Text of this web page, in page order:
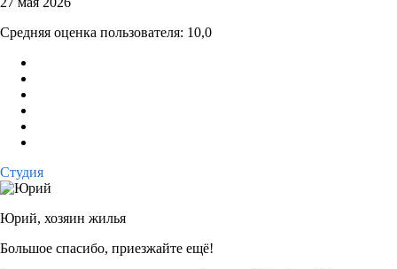
Средняя оценка пользователя: 10,0
Студия
Юрий, хозяин жилья
Большое спасибо, приезжайте ещё!